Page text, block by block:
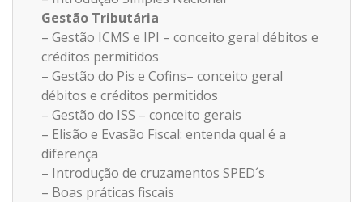
Gestão Tributária
– Gestão ICMS e IPI – conceito geral débitos e
créditos permitidos
– Gestão do Pis e Cofins– conceito geral
débitos e créditos permitidos
– Gestão do ISS – conceito gerais
– Elisão e Evasão Fiscal: entenda qual é a
diferença
– Introdução de cruzamentos SPED´s
– Boas práticas fiscais